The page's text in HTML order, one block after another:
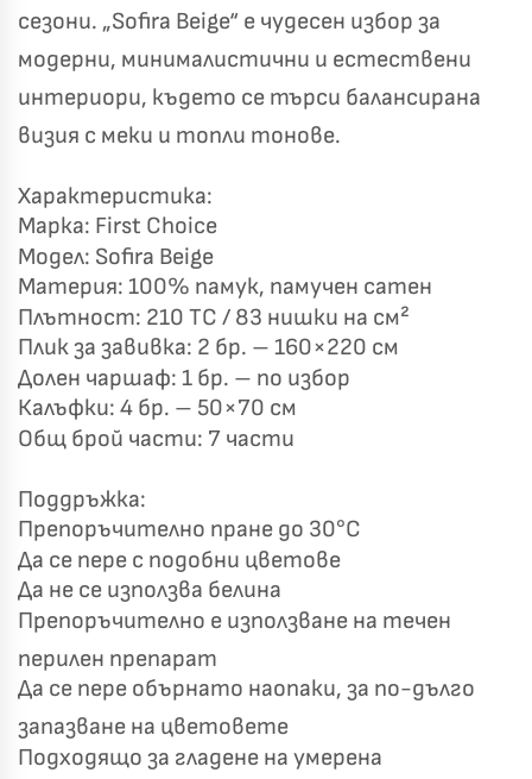
сезони. „Sofira Beige“ е чудесен избор за
модерни, минималистични и естествени
интериори, където се търси балансирана
визия с меки и топли тонове.
Характеристика:
Марка: First Choice
Модел: Sofira Beige
Материя: 100% памук, памучен сатен
Плътност: 210 TC / 83 нишки на см²
Плик за завивка: 2 бр. – 160×220 см
Долен чаршаф: 1 бр. – по избор
Калъфки: 4 бр. – 50×70 см
Общ брой части: 7 части
Поддръжка:
Препоръчително пране до 30°C
Да се пере с подобни цветове
Да не се използва белина
Препоръчително е използване на течен
перилен препарат
Да се пере обърнато наопаки, за по-дълго
запазване на цветовете
Подходящо за гладене на умерена
19,00 €0 €
Бяло и Небесносиньо
Светлосиво и Антрацит